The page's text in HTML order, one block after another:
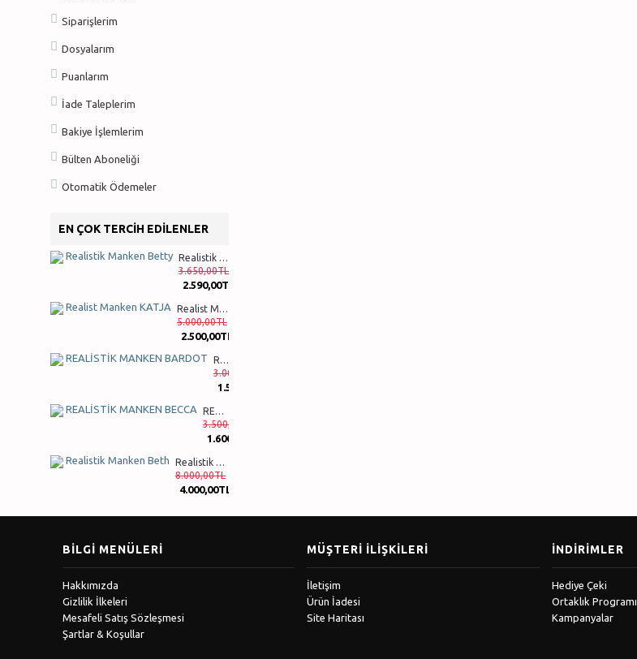
Siparişlerim
Dosyalarım
Puanlarım
İade Taleplerim
Bakiye İşlemlerim
Bülten Aboneliği
Otomatik Ödemeler
EN ÇOK TERCIH EDILENLER
Realistik Manken Betty
3.650,00TL
2.590,00TL
Realist Manken KATJA
5.000,00TL
2.500,00TL
REALİSTİK MANKEN BARDOT
3.000,00TL
1.550,00TL
REALİSTİK MANKEN BECCA
3.500,00TL
1.600,00TL
Realistik Manken Beth
8.000,00TL
4.000,00TL
BILGI MENÜLERI
Hakkımızda
Gizlilik İlkeleri
Mesafeli Satış Sözleşmesi
Şartlar & Koşullar
MÜŞTERI İLIŞKILERI
İletişim
Ürün İadesi
Site Haritası
İNDIRIMLER
Hediye Çeki
Ortaklık Programı
Kampanyalar